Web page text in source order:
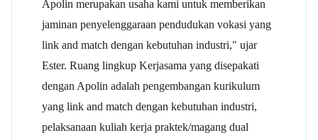
Apolin merupakan usaha kami untuk memberikan
jaminan penyelenggaraan pendudukan vokasi yang
link and match dengan kebutuhan industri," ujar
Ester. Ruang lingkup Kerjasama yang disepakati
dengan Apolin adalah pengembangan kurikulum
yang link and match dengan kebutuhan industri,
pelaksanaan kuliah kerja praktek/magang dual